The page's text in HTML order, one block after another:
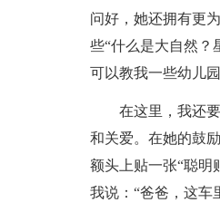
问好，她还拥有更
些“什么是大自然？
可以教我一些幼儿
在这里，我还
和关爱。在她的鼓
额头上贴一张“聪明
我说：“爸爸，这车